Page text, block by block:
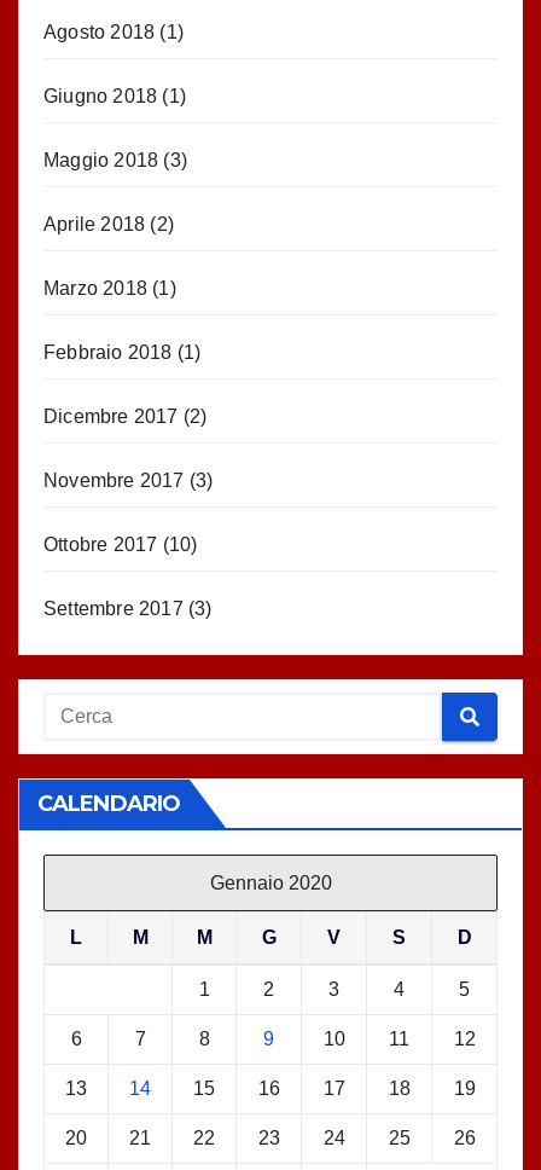
Agosto 2018 (1)
Giugno 2018 (1)
Maggio 2018 (3)
Aprile 2018 (2)
Marzo 2018 (1)
Febbraio 2018 (1)
Dicembre 2017 (2)
Novembre 2017 (3)
Ottobre 2017 (10)
Settembre 2017 (3)
CALENDARIO
Gennaio 2020
L M M G V S D
1 2 3 4 5
6 7 8 9 10 11 12
13 14 15 16 17 18 19
20 21 22 23 24 25 26